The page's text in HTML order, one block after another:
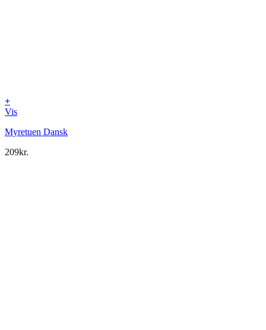
+
Vis
Myretuen Dansk
209kr.